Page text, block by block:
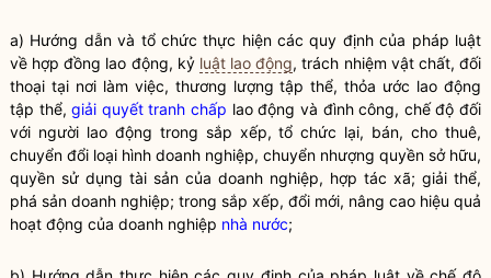
a) Hướng dẫn và tổ chức thực hiện các quy định của pháp luật
về hợp đồng lao động, kỷ luật lao động, trách nhiệm vật chất, đối
thoại tại nơi làm việc, thương lượng tập thể, thỏa ước lao động
tập thể,giải quyết tranh chấp lao động và đình công, chế độ đối
với người lao động trong sắp xếp, tổ chức lại, bán, cho thuê,
chuyển đổi loại hình doanh nghiệp, chuyển nhượng quyền sở hữu,
quyền sử dụng tài sản của doanh nghiệp, hợp tác xã; giải thể,
phá sản doanh nghiệp; trong sắp xếp, đổi mới, nâng cao hiệu quả
hoạt động của doanh nghiệp nhà nước;